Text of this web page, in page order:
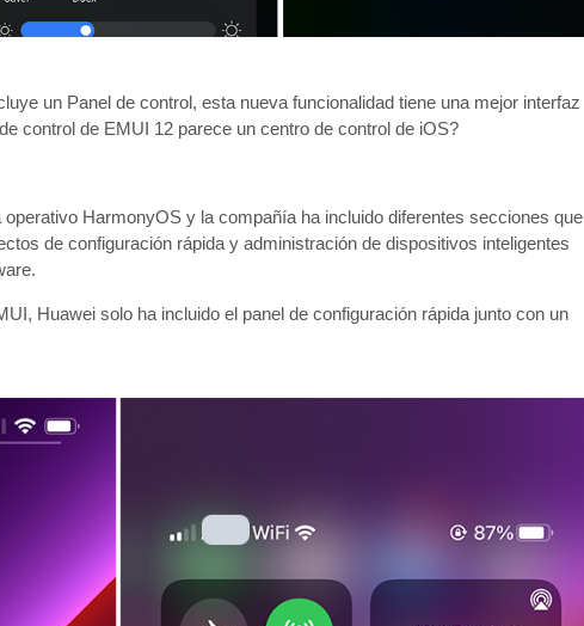
un Panel de control, esta nueva funcionalidad tiene una mejor interfaz
control de EMUI 12 parece un centro de control de iOS?
HarmonyOS y la compañía ha incluido diferentes secciones que
de configuración rápida y administración de dispositivos inteligentes
Huawei solo ha incluido el panel de configuración rápida junto con un